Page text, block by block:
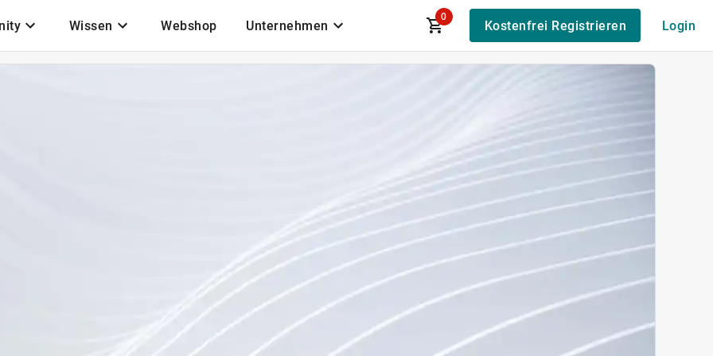
Wissen Webshop Unternehmen
0
Kostenfrei Registrieren Login